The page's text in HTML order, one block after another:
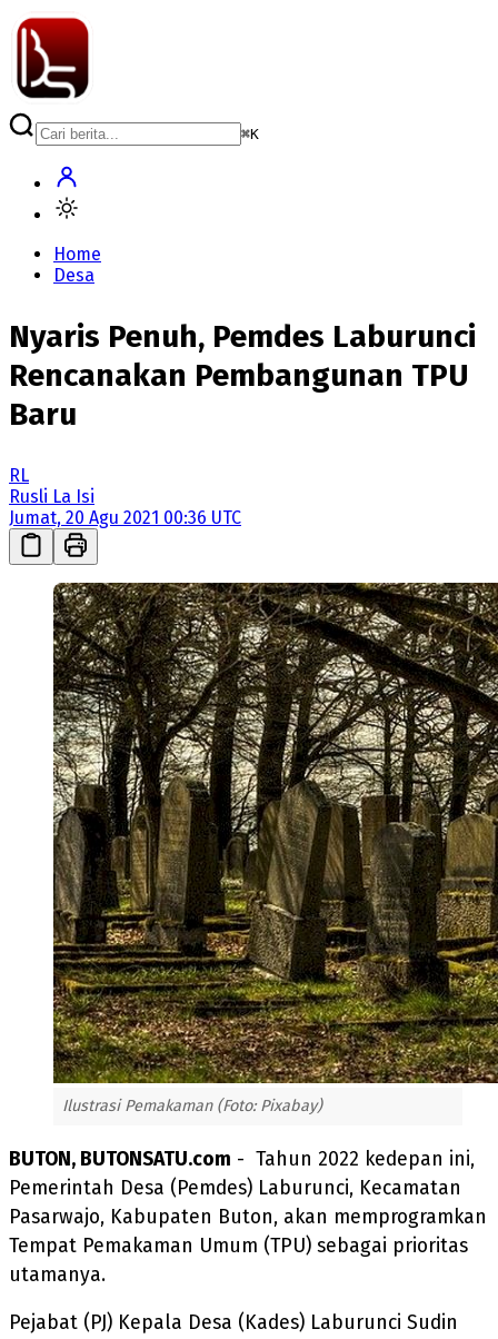
⌘K
Home
Desa
Nyaris Penuh, Pemdes Laburunci
Rencanakan Pembangunan TPU
Baru
RL
Rusli La Isi
Jumat, 20 Agu 2021 00:36 UTC
Ilustrasi Pemakaman (Foto: Pixabay)
BUTON, BUTONSATU.com - Tahun 2022 kedepan ini,
Pemerintah Desa (Pemdes) Laburunci, Kecamatan
Pasarwajo, Kabupaten Buton, akan memprogramkan
Tempat Pemakaman Umum (TPU) sebagai prioritas
utamanya.
Pejabat (PJ) Kepala Desa (Kades) Laburunci Sudin